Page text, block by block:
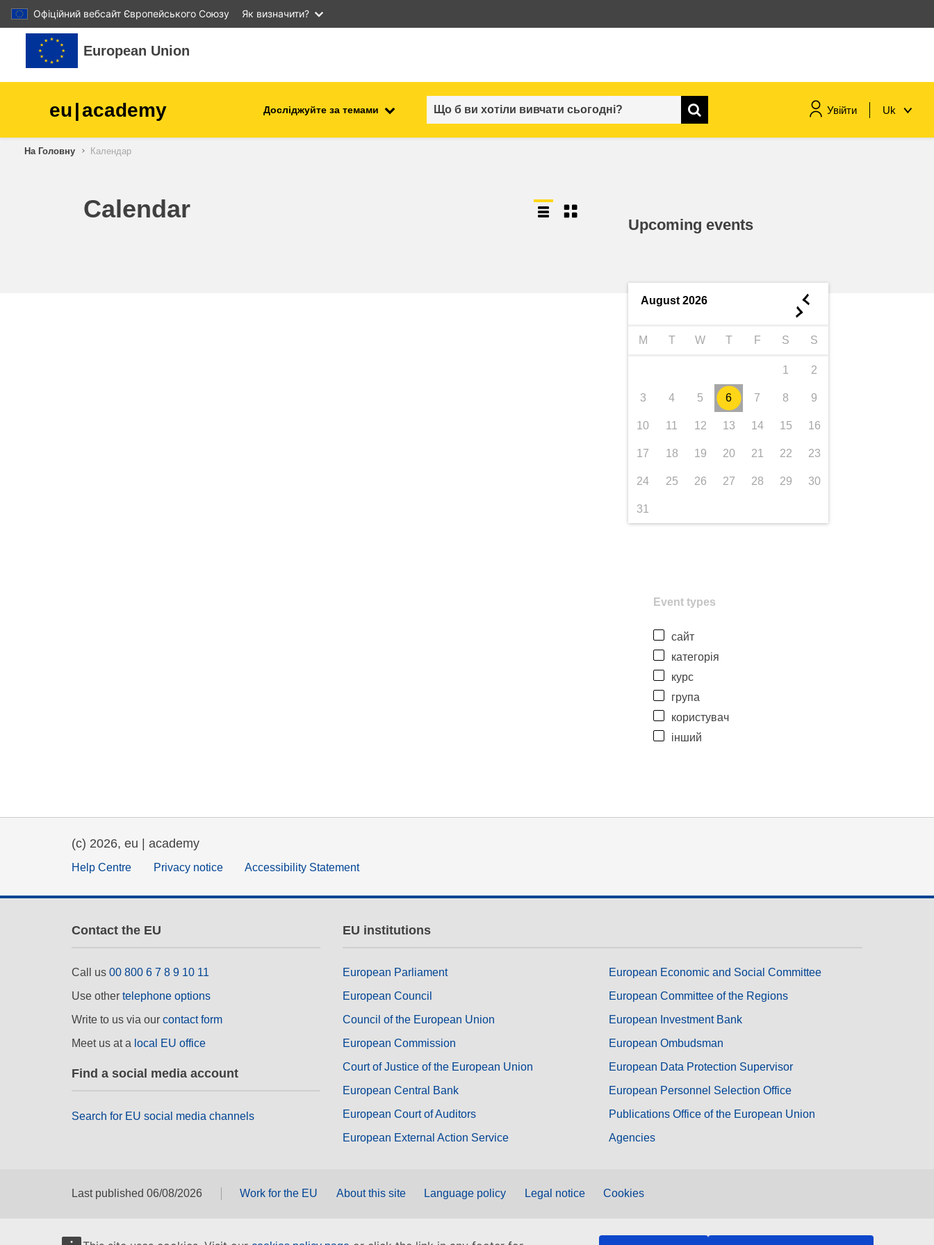
Офіційний вебсайт Європейського Союзу Як визначити?
Перейти до головного вмісту
European Union
eu|academy Досліджуйте за темами Увійти Uk
діти та молодь
продуктів та продовольча
харчування, здоров'я та
знаннями
На Головну Календар
Calendar
Upcoming events
August 2026 ◄
►
M T W T F S S
1 2
3 4 5 6 7 8 9
10 11 12 13 14 15 16
17 18 19 20 21 22 23
24 25 26 27 28 29 30
31
Event types
сайт
категорія
курс
група
користувач
інший
(c) 2026, eu | academy
Help Centre Privacy notice Accessibility Statement
Contact the EU
Call us 00 800 6 7 8 9 10 11
Use other telephone options
Write to us via our contact form
Meet us at a local EU office
Find a social media account
Search for EU social media channels
EU institutions
European Parliament
European Council
Council of the European Union
European Commission
Court of Justice of the European Union
European Central Bank
European Court of Auditors
European External Action Service
European Economic and Social Committee
European Committee of the Regions
European Investment Bank
European Ombudsman
European Data Protection Supervisor
European Personnel Selection Office
Publications Office of the European Union
Agencies
Last published 06/08/2026 Work for the EU About this site Language policy Legal notice Cookies